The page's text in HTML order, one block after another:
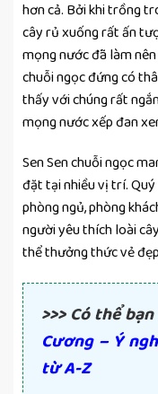
hơn cả. Bởi khi trồng
cây rủ xuống rất ấn
mọng nước đã làm
chuỗi ngọc đứng có
thấy với chúng rất
mọng nước xếp đan
Sen Sen chuỗi ngọc
đặt tại nhiều vị trí.
phòng ngủ, phòng
người yêu thích loài
thể thưởng thức vẻ
>>> Có thể
Cương – Ý
từ A-Z